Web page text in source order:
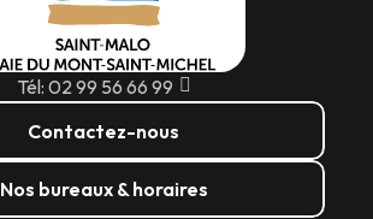
Tél: 02 99 56 66 99
Contactez-nous
Nos bureaux & horaires